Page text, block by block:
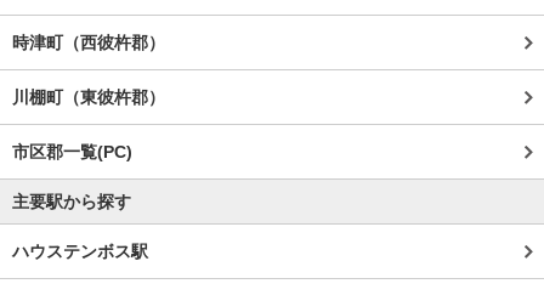
時津町（西彼杵郡）
川棚町（東彼杵郡）
市区郡一覧(PC)
主要駅から探す
ハウステンボス駅